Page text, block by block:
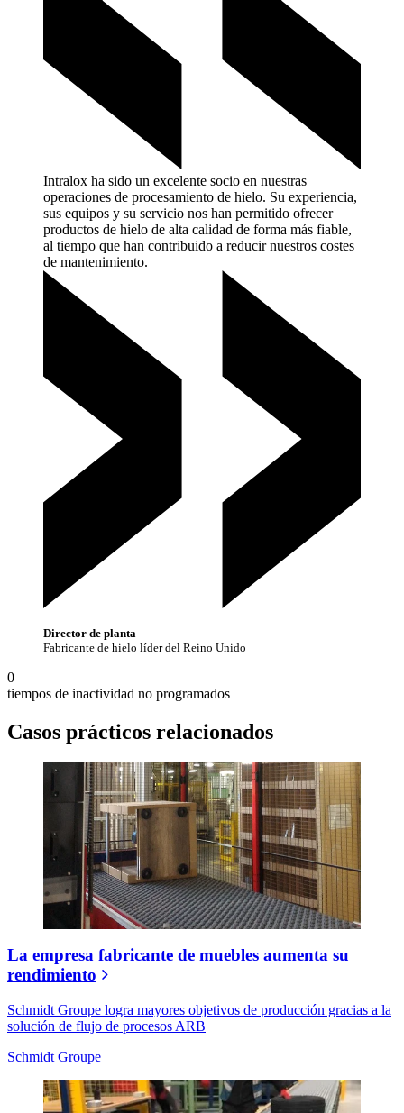
Intralox ha sido un excelente socio en nuestras
operaciones de procesamiento de hielo. Su experiencia,
sus equipos y su servicio nos han permitido ofrecer
productos de hielo de alta calidad de forma más fiable,
al tiempo que han contribuido a reducir nuestros costes
de mantenimiento.
Director de planta
Fabricante de hielo líder del Reino Unido
0
tiempos de inactividad no programados
Casos prácticos relacionados
La empresa fabricante de muebles aumenta su
rendimiento
Schmidt Groupe logra mayores objetivos de producción gracias a la
solución de flujo de procesos ARB
Schmidt Groupe